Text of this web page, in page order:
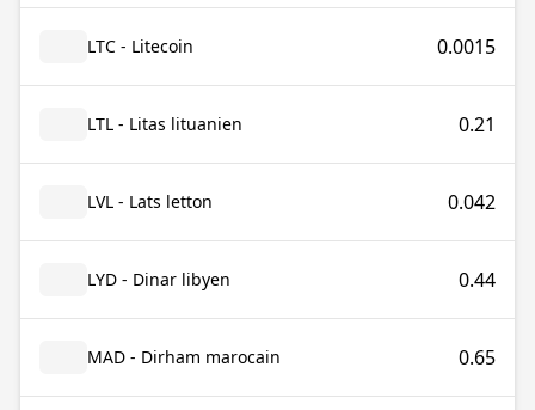
LTC - Litecoin 0.0015
LTL - Litas lituanien 0.21
LVL - Lats letton 0.042
LYD - Dinar libyen 0.44
MAD - Dirham marocain 0.65